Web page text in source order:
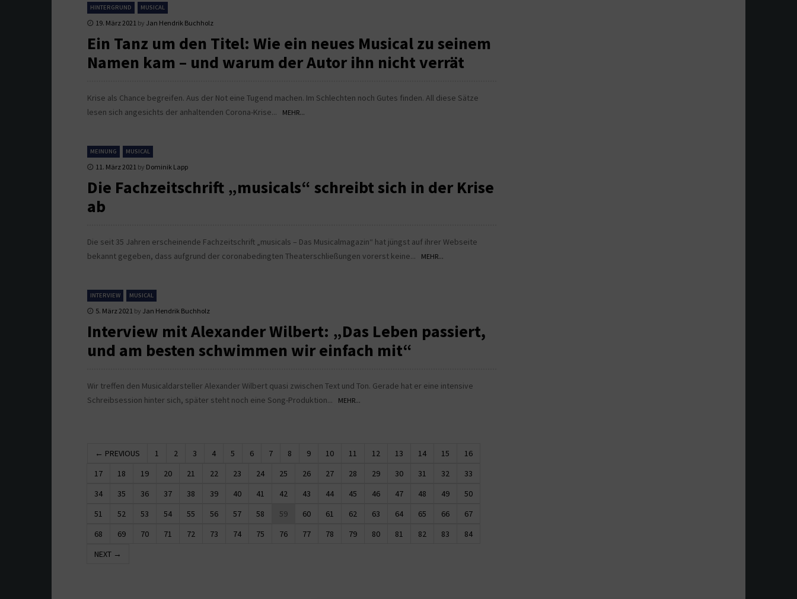
HINTERGRUND MUSICAL
19. März 2021 by Jan Hendrik Buchholz
Ein Tanz um den Titel: Wie ein neues Musical zu seinem
Namen kam – und warum der Autor ihn nicht verrät
Krise als Chance begreifen. Aus der Not eine Tugend machen. Im Schlechten noch Gutes finden. All diese Sätze
lesen sich angesichts der anhaltenden Corona-Krise...
MEHR...
MEINUNG MUSICAL
11. März 2021 by Dominik Lapp
Die Fachzeitschrift „musicals“ schreibt sich in der Krise
ab
Die seit 35 Jahren erscheinende Fachzeitschrift „musicals – Das Musicalmagazin“ hat jüngst auf ihrer Webseite
bekannt gegeben, dass aufgrund der coronabedingten Theaterschließungen vorerst keine...
MEHR...
INTERVIEW MUSICAL
5. März 2021 by Jan Hendrik Buchholz
Interview mit Alexander Wilbert: „Das Leben passiert,
und am besten schwimmen wir einfach mit“
Wir treffen den Musicaldarsteller Alexander Wilbert quasi zwischen Text und Ton. Gerade hat er eine intensive
Schreibsession hinter sich, später steht noch eine Song-Produktion...
MEHR...
← PREVIOUS 1 2 3 4 5 6 7 8 9 10 11 12 13 14 15
16
17
18 19 20 21 22 23 24 25 26 27 28 29 30 31 32
33
34
35 36 37 38 39 40 41 42 43 44 45 46 47 48 49
50
51
52 53 54 55 56 57 58 59 60 61 62 63 64 65 66
67
68
69 70 71 72 73 74 75 76 77 78 79 80 81 82 83
84
NEXT →